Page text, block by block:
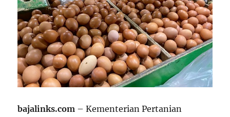
bajalinks.com – Kementerian Pertanian